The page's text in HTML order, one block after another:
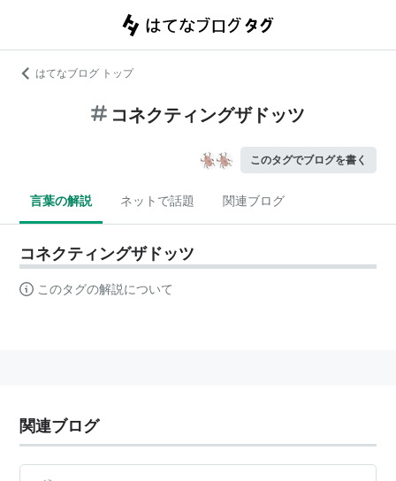
はてなブログ トップ
コネクティングザドッツ
このタグでブログを書く
言葉の解説 ネットで話題 関連ブログ
コネクティングザドッツ
このタグの解説について
関連ブログ